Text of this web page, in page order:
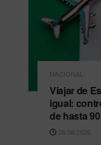
NACIONAL
Viajar de
igual:
de hasta
06/08/2026